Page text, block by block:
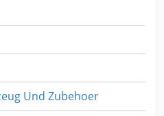
Und Zubehoer